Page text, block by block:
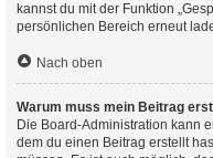
kannst du mit der Funktion
persönlichen Bereich erneut
Nach oben
Warum muss mein Beitrag
Die Board-Administration kann
dem du einen Beitrag erstellt